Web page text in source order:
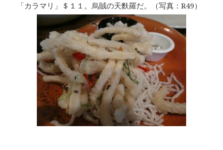
「カラマリ」＄１１。烏賊の天麩羅だ。（写真：R49）